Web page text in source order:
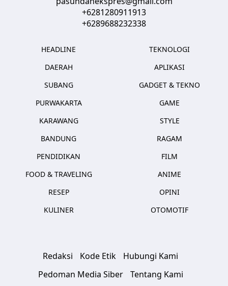
+6281280911913
+6289688232338
HEADLINE
DAERAH
SUBANG
PURWAKARTA
KARAWANG
BANDUNG
PENDIDIKAN
FOOD & TRAVELING
RESEP
KULINER
TEKNOLOGI
APLIKASI
GADGET & TEKNO
GAME
STYLE
RAGAM
FILM
ANIME
OPINI
OTOMOTIF
Redaksi Kode Etik
Hubungi Kami
Pedoman Media Siber
Tentang Kami